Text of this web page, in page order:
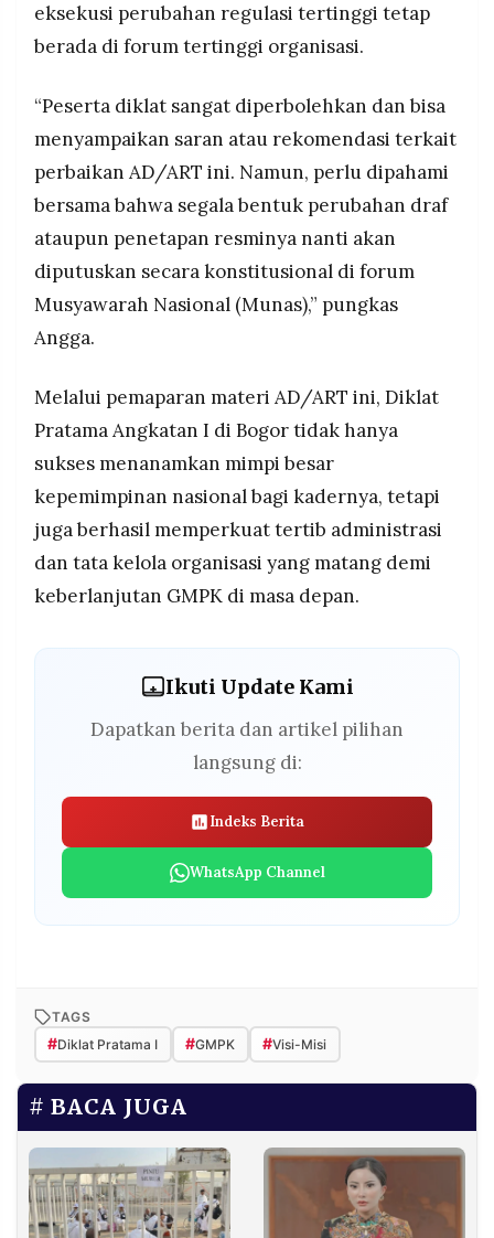
eksekusi perubahan regulasi tertinggi tetap
berada di forum tertinggi organisasi.
“Peserta diklat sangat diperbolehkan dan bisa
menyampaikan saran atau rekomendasi terkait
perbaikan AD/ART ini. Namun, perlu dipahami
bersama bahwa segala bentuk perubahan draf
ataupun penetapan resminya nanti akan
diputuskan secara konstitusional di forum
Musyawarah Nasional (Munas),” pungkas
Angga.
Melalui pemaparan materi AD/ART ini, Diklat
Pratama Angkatan I di Bogor tidak hanya
sukses menanamkan mimpi besar
kepemimpinan nasional bagi kadernya, tetapi
juga berhasil memperkuat tertib administrasi
dan tata kelola organisasi yang matang demi
keberlanjutan GMPK di masa depan.
Ikuti Update Kami
Dapatkan berita dan artikel pilihan
langsung di:
Indeks Berita
WhatsApp Channel
TAGS
#Diklat Pratama I #GMPK #Visi-Misi
BACA JUGA